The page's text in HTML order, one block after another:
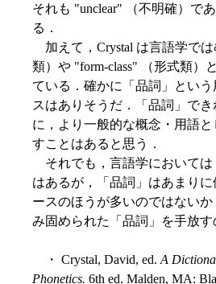
それも "unclear" （不明確）で
る．
加えて，Crystal は言語学では
類）や "form-class" （形式類）
ている．確かに「品詞」とい
スはありそうだ．「品詞」で
に，より一般的な概念・用語
すことはあると思う．
それでも，言語学においては
はあるが，「品詞」はあまり
ースのほうが多いのではない
み固められた「品詞」を手放す
・ Crystal, David, ed. A
Phonetics. 6th ed. Malden, MA: